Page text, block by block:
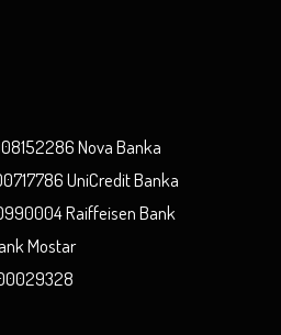
Nova Banka
UniCredit Banka
Raiffeisen Bank
Mostar